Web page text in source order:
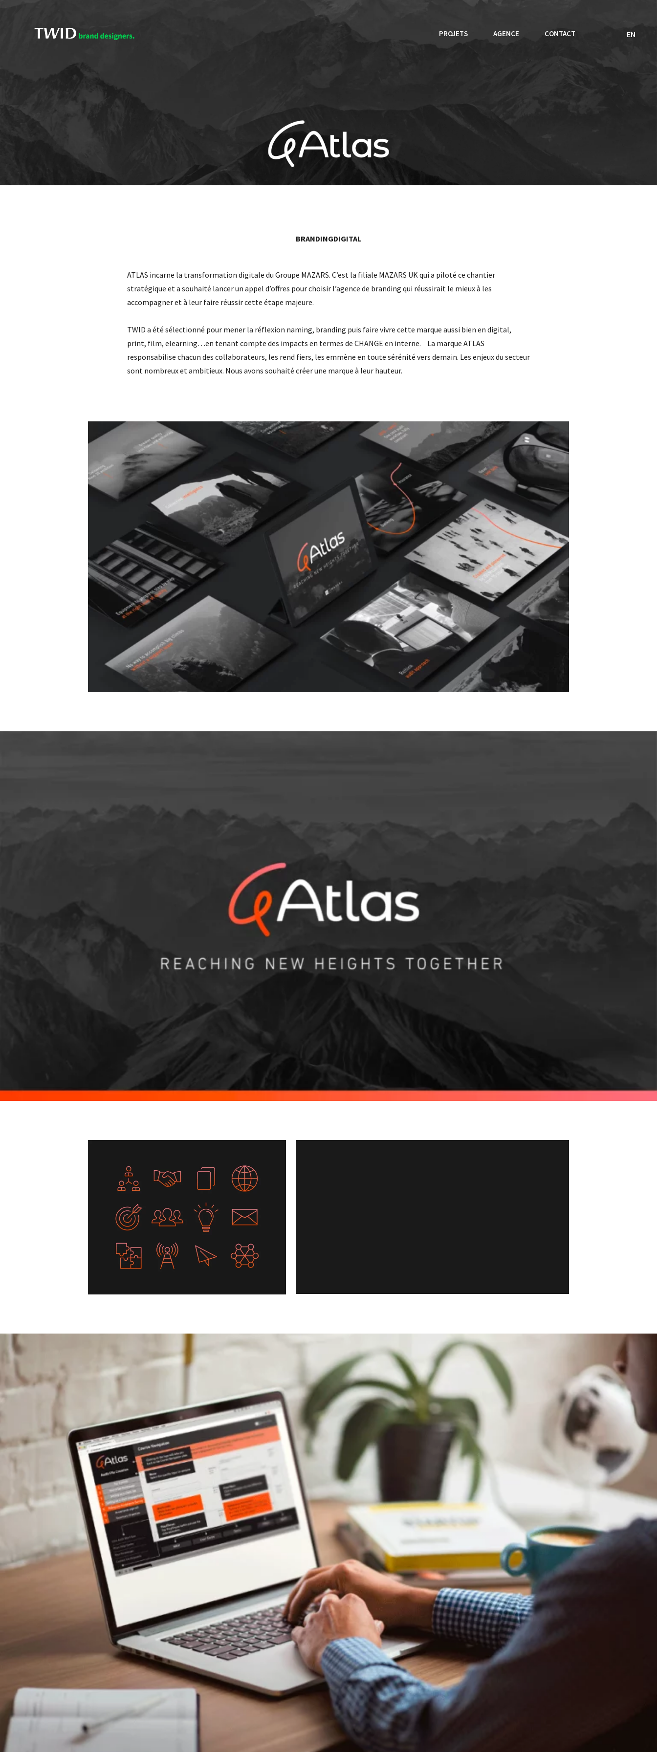
PROJETS AGENCE CONTACT EN
BRANDINGDIGITAL
ATLAS incarne la transformation digitale du Groupe MAZARS. C’est la filiale MAZARS UK qui a piloté ce chantier
stratégique et a souhaité lancer un appel d’offres pour choisir l’agence de branding qui réussirait le mieux à les
accompagner et à leur faire réussir cette étape majeure.
TWID a été sélectionné pour mener la réflexion naming, branding puis faire vivre cette marque aussi bien en digital,
print, film, elearning…en tenant compte des impacts en termes de CHANGE en interne. La marque ATLAS
responsabilise chacun des collaborateurs, les rend fiers, les emmène en toute sérénité vers demain. Les enjeux du secteur
sont nombreux et ambitieux. Nous avons souhaité créer une marque à leur hauteur.